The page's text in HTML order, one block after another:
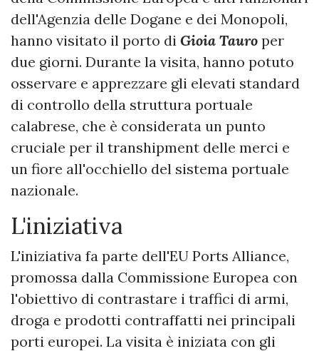
dell'Agenzia delle Dogane e dei Monopoli,
hanno visitato il porto di Gioia Tauro per
due giorni. Durante la visita, hanno potuto
osservare e apprezzare gli elevati standard
di controllo della struttura portuale
calabrese, che è considerata un punto
cruciale per il transhipment delle merci e
un fiore all'occhiello del sistema portuale
nazionale.
L'iniziativa
L'iniziativa fa parte dell'EU Ports Alliance,
promossa dalla Commissione Europea con
l'obiettivo di contrastare i traffici di armi,
droga e prodotti contraffatti nei principali
porti europei. La visita è iniziata con gli